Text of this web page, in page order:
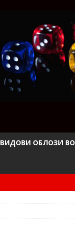
ВИДОВИ ОБЛОЗИ ВО